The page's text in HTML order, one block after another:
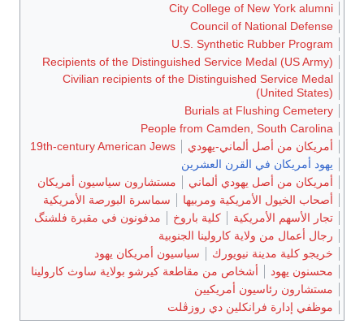
City College of New York alumni
Council of National Defense
U.S. Synthetic Rubber Program
Recipients of the Distinguished Service Medal (US Army)
Civilian recipients of the Distinguished Service Medal
(United States)
Burials at Flushing Cemetery
People from Camden, South Carolina
أمريكان من أصل ألماني-يهودي
19th-century American Jews
يهود أمريكان في القرن العشرين
أمريكان من أصل يهودي ألماني
مستشارون سياسيون أمريكان
أصحاب الخيول الأمريكية ومربيها
سماسرة البورصة الأمريكية
تجار الأسهم الأمريكية
كلية باروخ
مدفونون في مقبرة فلشنگ
رجال أعمال من ولاية كارولينا الجنوبية
خريجو كلية مدينة نيويورك
سياسيون أمريكان يهود
محسنون يهود
أشخاص من مقاطعة كيرشو بولاية ساوث كارولينا
مستشارون رئاسيون أمريكيين
موظفي إدارة فرانكلين دي روزڤلت